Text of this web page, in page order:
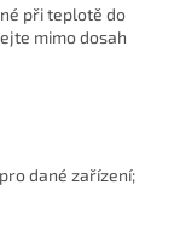
při teplotě do
mimo dosah
dané zařízení;